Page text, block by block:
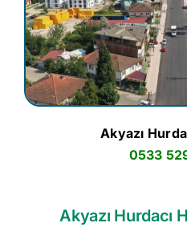
Akyazı
0533
Akyazı Hurdacı